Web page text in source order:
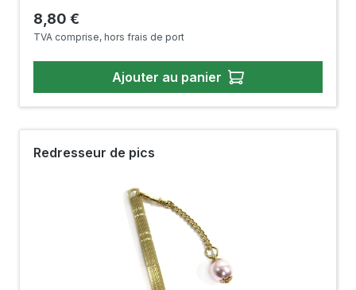
avec la perle artificielle est amovible.Longueur : 75
mmFabriqué au Japon
Prix régulier :
8,80 €
TVA comprise, hors frais de port
Ajouter au panier
Redresseur de pics